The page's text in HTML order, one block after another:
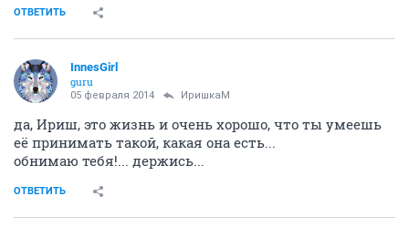
ОТВЕТИТЬ
InnesGirl
guru
05 февраля 2014 ИришкаМ
да, Ириш, это жизнь и очень хорошо, что ты умеешь
её принимать такой, какая она есть...
обнимаю тебя!... держись...
ОТВЕТИТЬ